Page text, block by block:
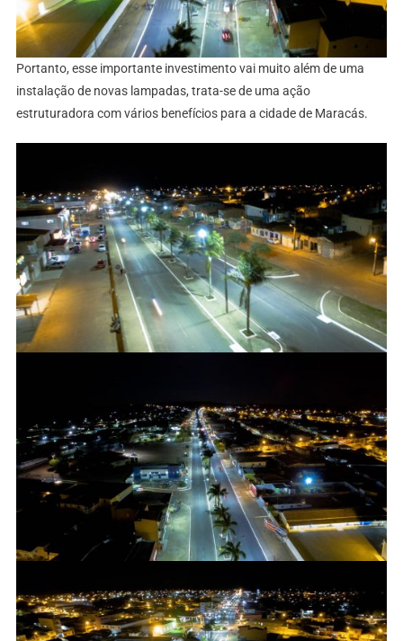
Portanto, esse importante investimento vai muito além de uma
instalação de novas lampadas, trata-se de uma ação
estruturadora com vários benefícios para a cidade de Maracás.